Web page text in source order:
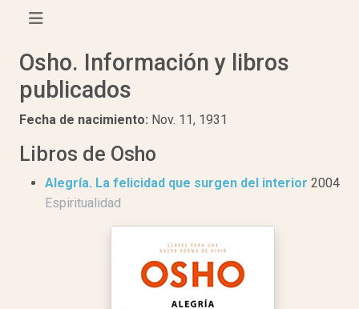
Osho. Información y libros
publicados
Fecha de nacimiento: Nov. 11, 1931
Libros de Osho
Alegría. La felicidad que surgen del interior 2004
Espiritualidad